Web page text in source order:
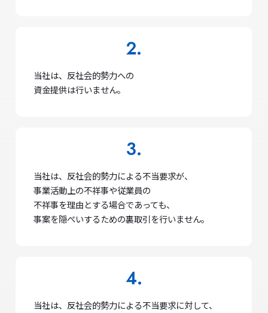
当社は、反社会的勢力への
資金提供は行いません。
当社は、反社会的勢力による不当要求が、
事業活動上の不祥事や従業員の
不祥事を理由とする場合であっても、
事案を隠ぺいするための裏取引を行いません。
当社は、反社会的勢力による不当要求に対して、